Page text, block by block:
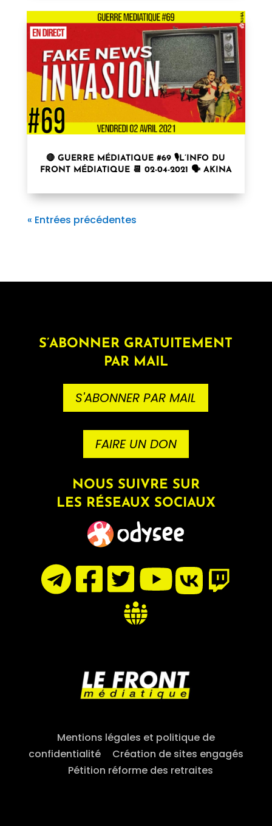
🔴 GUERRE MÉDIATIQUE #69 🎙L’INFO DU
FRONT MÉDIATIQUE 📆 02-04-2021 🗣 AKINA
« Entrées précédentes
S’ABONNER GRATUITEMENT
PAR MAIL
S'ABONNER PAR MAIL
FAIRE UN DON
NOUS SUIVRE SUR
LES RÉSEAUX SOCIAUX
Mentions légales et politique de
confidentialité– Création de sites engagés
Pétition réforme des retraites